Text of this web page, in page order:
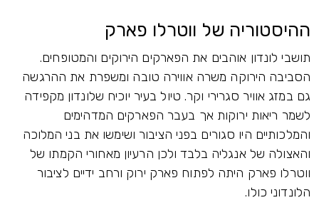
ההיסטוריה של ווטרלו פארק
תושבי לונדון אוהבים את הפארקים הירוקים והמטופחים.
הסביבה הירוקה משרה אווירה טובה ומשפרת את ההרגשה
גם במזג אוויר סגרירי וקר. טיול בעיר יוכיח שלונדון מקפידה
לשמר ריאות ירוקות אך בעבר הפארקים המדהימים
והמלכותיים היו סגורים בפני הציבור ושימשו את בני המלוכה
והאצולה של אנגליה בלבד ולכן הרעיון מאחורי הקמתו של
ווטרלו פארק היתה לפתוח פארק ירוק ורחב ידיים לציבור
הלונדוני כולו.